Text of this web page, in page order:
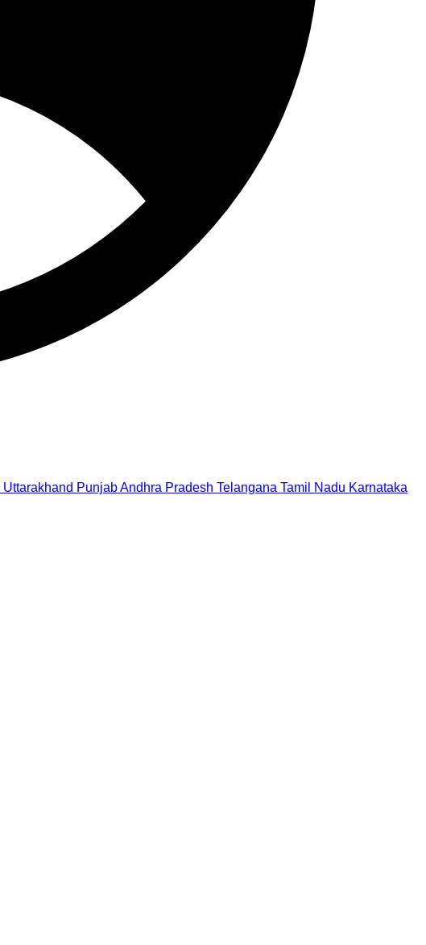
Uttarakhand PunjabAndhra Pradesh Telangana Tamil Nadu Karnataka